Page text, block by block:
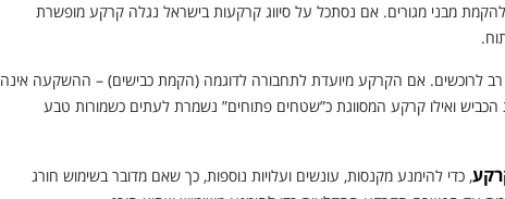
מבני מגורים. אם נסתכל על סיווג קרקעות בישראל נגלה קרקע מופשרת
לרוכשים. אם הקרקע מיועדת לתחבורה לדוגמה (הקמת כבישים) – ההשקעה אינה
הכביש ואילו קרקע המסווגת כ”שטחים פתוחים” נשמרת לעתים כשמורות טבע
, כדי להימנע מקנסות, עונשים ועלויות נוספות, כך שאם מדובר בשימוש חורג